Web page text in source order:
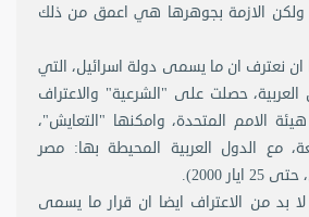
ولكن الازمة بجوهرها هي اعمق من ذلك
نعترف ان ما يسمى دولة اسرائيل، التي
حصلت على "الشرعية" والاعتراف
الامم المتحدة، وامكنها "التعايش"،
مع الدول العربية المحيطة بها: مصر
2000).
بد من الاعتراف ايضا ان قرار ما يسمى